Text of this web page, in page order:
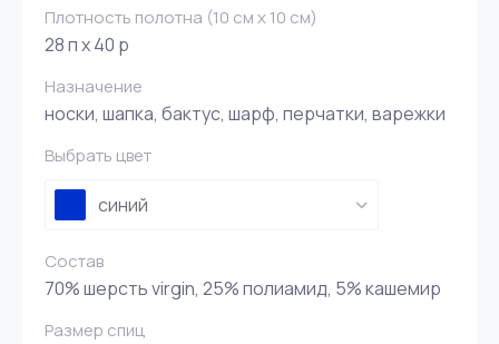
Плотность полотна (10 см х 10 см)
28 п х 40 р
Назначение
носки, шапка, бактус, шарф, перчатки, варежки
Выбрать цвет
синий
Состав
70% шерсть virgin, 25% полиамид, 5% кашемир
Размер спиц